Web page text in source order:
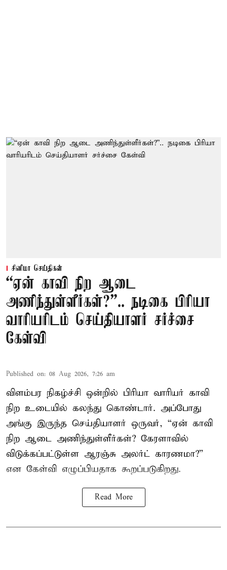
சினிமா செய்திகள்
“ஏன் காவி நிற ஆடை
அணிந்துள்ளீர்கள்?”.. நடிகை பிரியா
வாரியரிடம் செய்தியாளர் சர்ச்சை
கேள்வி
Published on: 08 Aug 2026, 7:26 am
விளம்பர நிகழ்ச்சி ஒன்றில் பிரியா வாரியர் காவி
நிற உடையில் கலந்து கொண்டார். அப்போது
அங்கு இருந்த செய்தியாளர் ஒருவர், “ஏன் காவி
நிற ஆடை அணிந்துள்ளீர்கள்? கேரளாவில்
விடுக்கப்பட்டுள்ள ஆரஞ்சு அலர்ட் காரணமா?”
என கேள்வி எழுப்பியதாக கூறப்படுகிறது.
Read More